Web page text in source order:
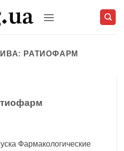
РАТИОФАРМ
Фармакологические